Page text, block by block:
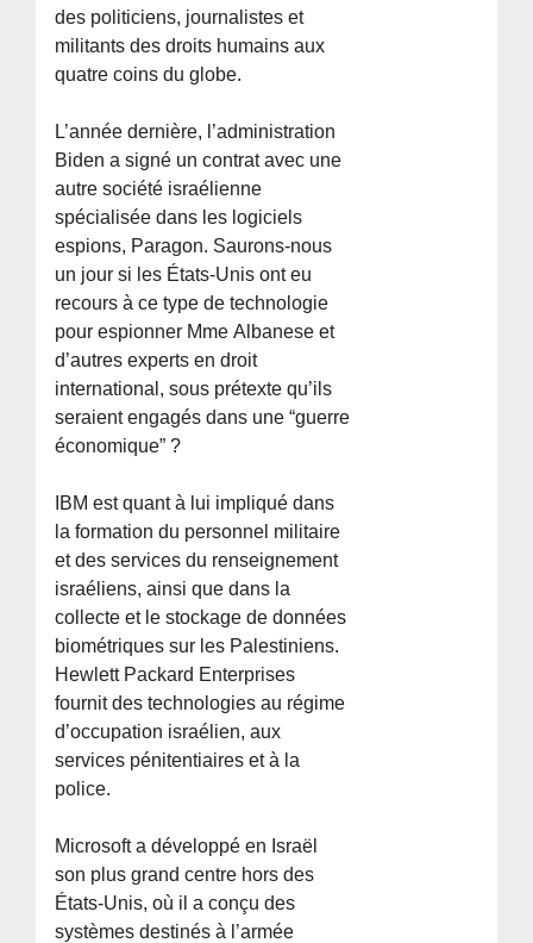
des politiciens, journalistes et
militants des droits humains aux
quatre coins du globe.
L’année dernière, l’administration
Biden a signé un contrat avec une
autre société israélienne
spécialisée dans les logiciels
espions, Paragon. Saurons-nous
un jour si les États-Unis ont eu
recours à ce type de technologie
pour espionner Mme Albanese et
d’autres experts en droit
international, sous prétexte qu’ils
seraient engagés dans une “guerre
économique” ?
IBM est quant à lui impliqué dans
la formation du personnel militaire
et des services du renseignement
israéliens, ainsi que dans la
collecte et le stockage de données
biométriques sur les Palestiniens.
Hewlett Packard Enterprises
fournit des technologies au régime
d’occupation israélien, aux
services pénitentiaires et à la
police.
Microsoft a développé en Israël
son plus grand centre hors des
États-Unis, où il a conçu des
systèmes destinés à l’armée